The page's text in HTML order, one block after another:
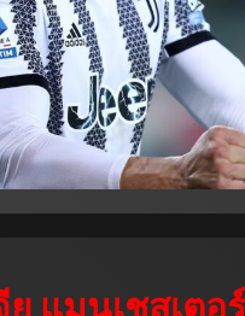
ย แมนเชสเต